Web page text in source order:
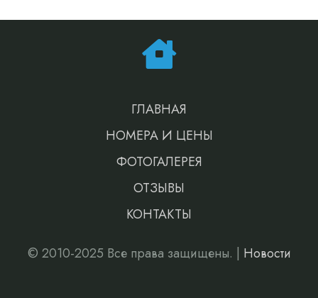
ГЛАВНАЯ
НОМЕРА И ЦЕНЫ
ФОТОГАЛЕРЕЯ
ОТЗЫВЫ
КОНТАКТЫ
© 2010-2025 Все права защищены. | Новости